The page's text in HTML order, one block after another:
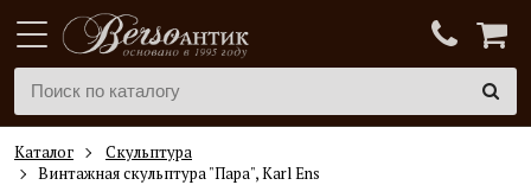
Каталог
Скульптура
Винтажная скульптура "Пара", Karl Ens